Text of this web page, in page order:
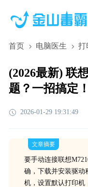
首页 电脑医生 打
(2026最新) 联
题？一招搞定
2026-01-29 19:31:49
文章摘要
要手动连接联想
确，下载并安装驱动
机，设置默认打印机